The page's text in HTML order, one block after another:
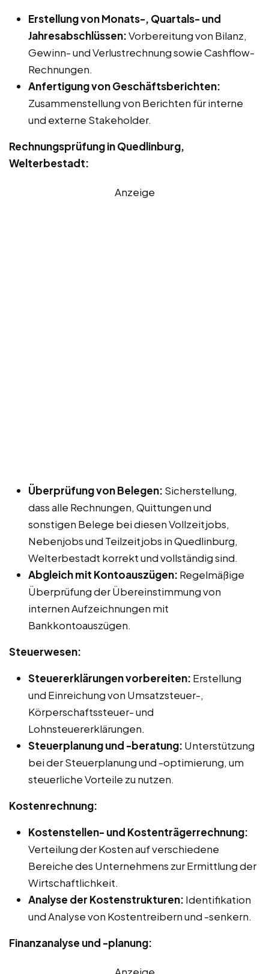
Erstellung von Monats-, Quartals- und
Jahresabschlüssen:Vorbereitung von Bilanz,
Gewinn- und Verlustrechnung sowie Cashflow-
Rechnungen.
Anfertigung von Geschäftsberichten:
Zusammenstellung von Berichten für interne
und externe Stakeholder.
Rechnungsprüfung in Quedlinburg,
Welterbestadt:
Anzeige
Überprüfung von Belegen: Sicherstellung,
dass alle Rechnungen, Quittungen und
sonstigen Belege bei diesen Vollzeitjobs,
Nebenjobs und Teilzeitjobs in Quedlinburg,
Welterbestadt korrekt und vollständig sind.
Abgleich mit Kontoauszügen: Regelmäßige
Überprüfung der Übereinstimmung von
internen Aufzeichnungen mit
Bankkontoauszügen.
Steuerwesen:
Steuererklärungen vorbereiten: Erstellung
und Einreichung von Umsatzsteuer-,
Körperschaftssteuer- und
Lohnsteuererklärungen.
Steuerplanung und -beratung: Unterstützung
bei der Steuerplanung und -optimierung, um
steuerliche Vorteile zu nutzen.
Kostenrechnung:
Kostenstellen- und Kostenträgerrechnung:
Verteilung der Kosten auf verschiedene
Bereiche des Unternehmens zur Ermittlung der
Wirtschaftlichkeit.
Analyse der Kostenstrukturen: Identifikation
und Analyse von Kostentreibern und -senkern.
Finanzanalyse und -planung: